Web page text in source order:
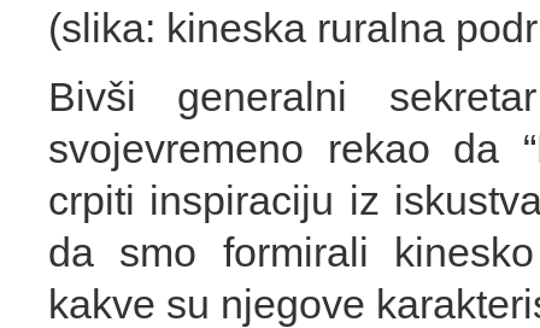
(slika: kineska ruralna
Bivši generalni
svojevremeno rekao da
crpiti inspiraciju iz
da smo formirali
kakve su njegove